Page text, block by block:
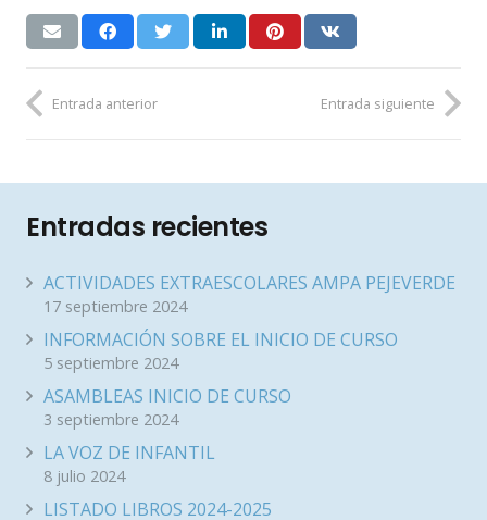
Entrada anterior Entrada siguiente
Entradas recientes
ACTIVIDADES EXTRAESCOLARES AMPA PEJEVERDE
17 septiembre 2024
INFORMACIÓN SOBRE EL INICIO DE CURSO
5 septiembre 2024
ASAMBLEAS INICIO DE CURSO
3 septiembre 2024
LA VOZ DE INFANTIL
8 julio 2024
LISTADO LIBROS 2024-2025